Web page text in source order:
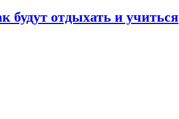
будут отдыхать и учиться